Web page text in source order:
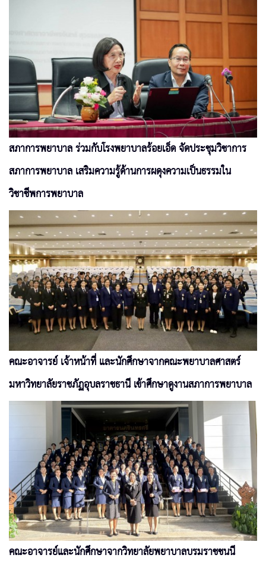
สภาการพยาบาล ร่วมกับโรงพยาบาลร้อยเอ็ด จัดประชุมวิชาการ
สภาการพยาบาล เสริมความรู้ด้านการผดุงความเป็นธรรมใน
วิชาชีพการพยาบาล
คณะอาจารย์ เจ้าหน้าที่ และนักศึกษาจากคณะพยาบาลศาสตร์
มหาวิทยาลัยราชภัฏอุบลราชธานี เข้าศึกษาดูงานสภาการพยาบาล
คณะอาจารย์และนักศึกษาจากวิทยาลัยพยาบาลบรมราชชนนี